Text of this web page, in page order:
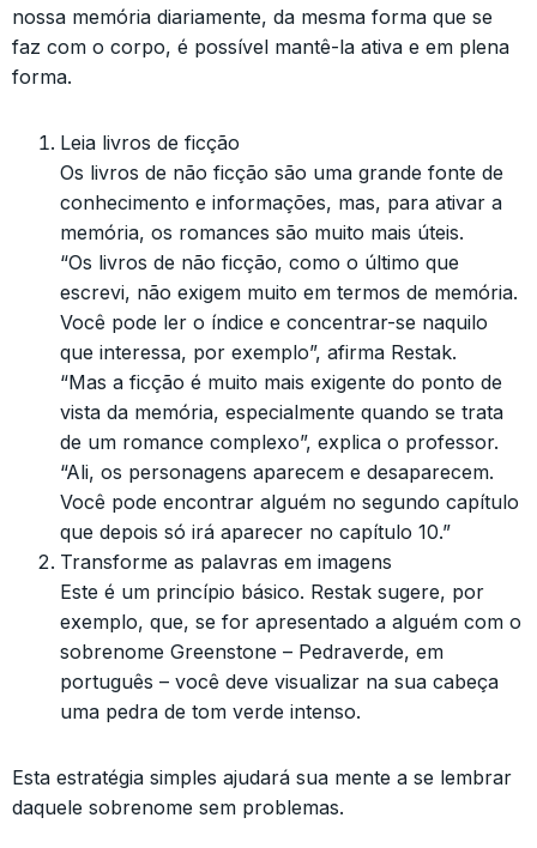
nossa memória diariamente, da mesma forma que se
faz com o corpo, é possível mantê-la ativa e em plena
forma.
Leia livros de ficção
Os livros de não ficção são uma grande fonte de
conhecimento e informações, mas, para ativar a
memória, os romances são muito mais úteis.
“Os livros de não ficção, como o último que
escrevi, não exigem muito em termos de memória.
Você pode ler o índice e concentrar-se naquilo
que interessa, por exemplo”, afirma Restak.
“Mas a ficção é muito mais exigente do ponto de
vista da memória, especialmente quando se trata
de um romance complexo”, explica o professor.
“Ali, os personagens aparecem e desaparecem.
Você pode encontrar alguém no segundo capítulo
que depois só irá aparecer no capítulo 10.”
Transforme as palavras em imagens
Este é um princípio básico. Restak sugere, por
exemplo, que, se for apresentado a alguém com o
sobrenome Greenstone – Pedraverde, em
português – você deve visualizar na sua cabeça
uma pedra de tom verde intenso.
Esta estratégia simples ajudará sua mente a se lembrar
daquele sobrenome sem problemas.